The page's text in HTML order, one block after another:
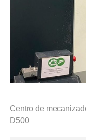
Centro de
D500